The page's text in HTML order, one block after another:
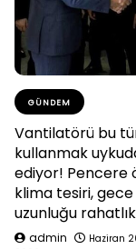
GÜNDEM
Vantilatörü bu
kullanmak
ediyor! Pencere
klima tesiri, gece
uzunluğu rahatlık
admin
Haziran